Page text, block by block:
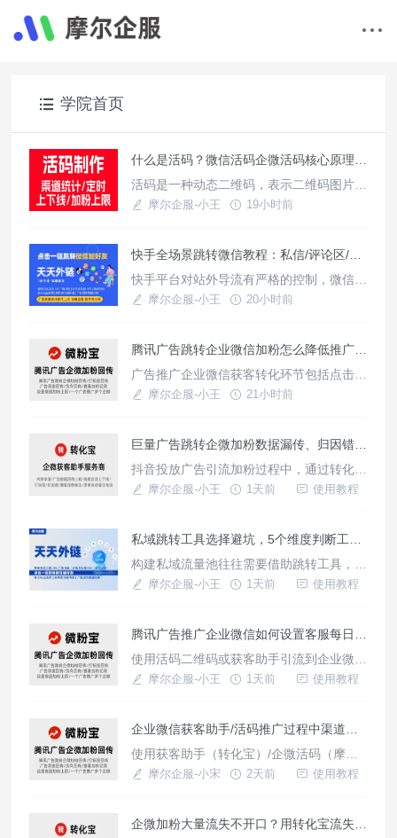
学院首页
活码是一种动态二维码，表示二维码图片不
变，扫描二维码后所指向的内容可以更改发
合并成一个活码使用，支持按规则切换展示
多个二维码实现分流的效果，统计不同渠道
活码访问数据。微信活码/企微活码核心原
理与作用一、核心原理活码核
摩尔企服-小王
19小时前
快手平台对站外导流有严格的控制，微信端
常常用于承载私域流量，通过天天外链这款
跳转微信端，规避平台风控，支持活码分
流，生成跳转短链接、广告回传链接，统计
各环节转化数据，磁力引擎平台数据回传上
报等。
摩尔企服-小王
20小时前
广告推广企业微信获客转化环节包括点击广
告进入落地页，点击添加按钮进入企微名片
升用户转化率可用降低获客成本，借助微粉
宝这款工具从以下几方面可降低推广成本。
一、缩短链路提升转化率转化链路过长或复
杂容易导致用户流失，通过工具活
摩尔企服-小王
21小时前
抖音投放广告引流加粉过程中，通过转化宝
获客助手加粉链路为点击广告进入落地页，
化数据都支持统计回传，若广告模型不精
准，各环节数据差别过大可能是Click ID参
数透传失败。Click ID是每一次点击广告平
台生成的唯一身份识
摩尔企服-小王 1天前 使用教程
构建私域流量池往往需要借助跳转工具，市
面上各类工具参差不齐，如何判断工具是否
跳转过程流量完整转化；支持全平台覆盖，
在不同使用场景专门的链接，如：短信场景
用短链接，不同广告平台投放用对应平台广
告回传链接，而不是全场景通用
摩尔企服-小王 1天前 使用教程
使用活码二维码或获客助手引流到企业微信
时，设置客服成员每日加粉上限可用控制每
时接待客户，提升用户服务质量，借助微粉
宝这款工具即可配置，支持在一条广告计划
内添加多企业主体成员，还能设置客服每日
上下线时间、展示有效期等。{微粉
摩尔企服-小王 1天前 使用教程
使用获客助手（转化宝）/企微活码（摩尔
微客）进行推广的时候，希望通过不同渠道
完成了配置
摩尔企服-小宋 2天前 使用教程